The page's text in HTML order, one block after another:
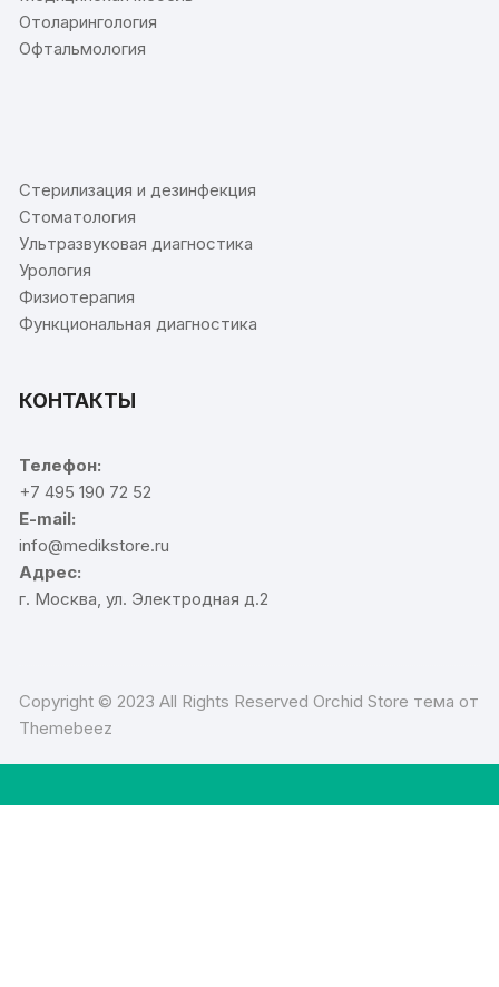
Отоларингология
Офтальмология
Стерилизация и дезинфекция
Стоматология
Ультразвуковая диагностика
Урология
Физиотерапия
Функциональная диагностика
КОНТАКТЫ
Телефон:
+7 495 190 72 52
E-mail:
info@medikstore.ru
Адрес:
г. Москва, ул. Электродная д.2
Copyright © 2023 All Rights Reserved Orchid Store тема от
Themebeez